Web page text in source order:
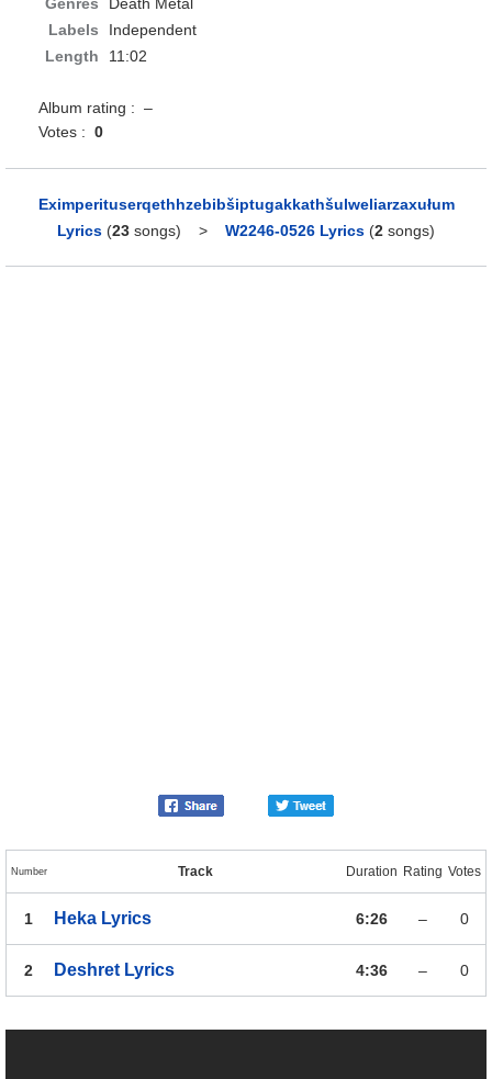
Genres
Death Metal
Labels
Independent
Length
11:02
Album rating : –
Votes : 0
Eximperituserqethhzebibšiptugakkathšulweliarzaxułum
Lyrics (23 songs) > W2246​-​0526 Lyrics (2 songs)
Number Track Duration Rating Votes
1 Heka Lyrics 6:26 – 0
2 Deshret Lyrics 4:36 – 0